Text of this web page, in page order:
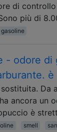
di
più di
gasoline
- odore
Da
ancora un
è
smell